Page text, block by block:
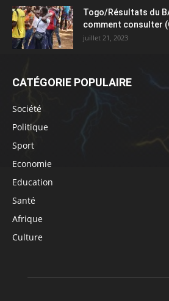
Togo/Résultats du
comment consulter
juillet 21, 2023
CATÉGORIE POPULAIRE
Société
Politique
Sport
Economie
Education
Santé
Afrique
Culture